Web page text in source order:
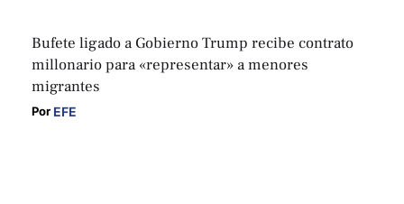
Bufete ligado a Gobierno Trump recibe contrato
millonario para «representar» a menores
migrantes
Por EFE